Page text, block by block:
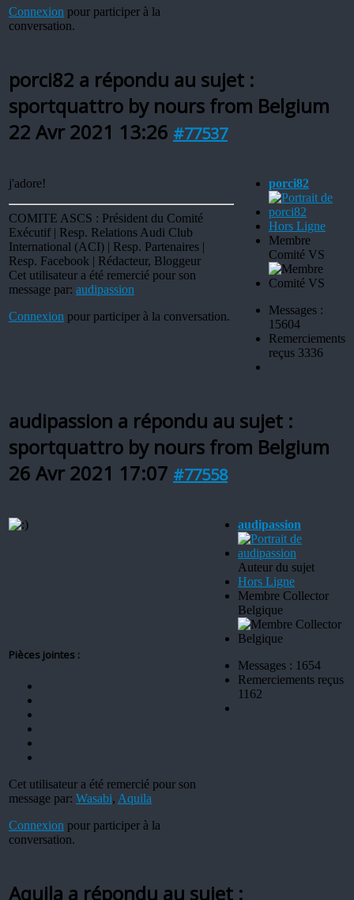
Connexion pour participer à la
conversation.
porci82 a répondu au sujet :
sportquattro by nours from Belgium
22 Avr 2021 13:26 #77537
j'adore!
COMITE ASCS : Président du Comité
Exécutif | Resp. Relations Audi Club
International (ACI) | Resp. Partenaires |
Resp. Facebook | Rédacteur, Bloggeur
Cet utilisateur a été remercié pour son
message par: audipassion
Connexion pour participer à la conversation.
porci82
Hors Ligne
Membre
Comité VS
Messages :
15604
Remerciements
reçus 3336
audipassion a répondu au sujet :
sportquattro by nours from Belgium
26 Avr 2021 17:07 #77558
Pièces jointes :
Cet utilisateur a été remercié pour son
message par: Wasabi, Aquila
Connexion pour participer à la
conversation.
audipassion
Auteur du sujet
Hors Ligne
Membre Collector
Belgique
Messages : 1654
Remerciements reçus
1162
Aquila a répondu au sujet :